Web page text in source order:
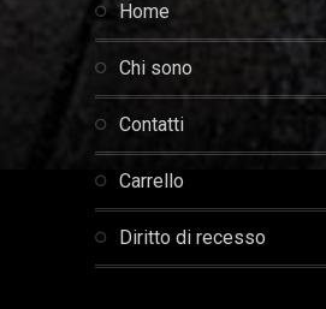
home
chi sono
contatti
carrello
diritto di recesso